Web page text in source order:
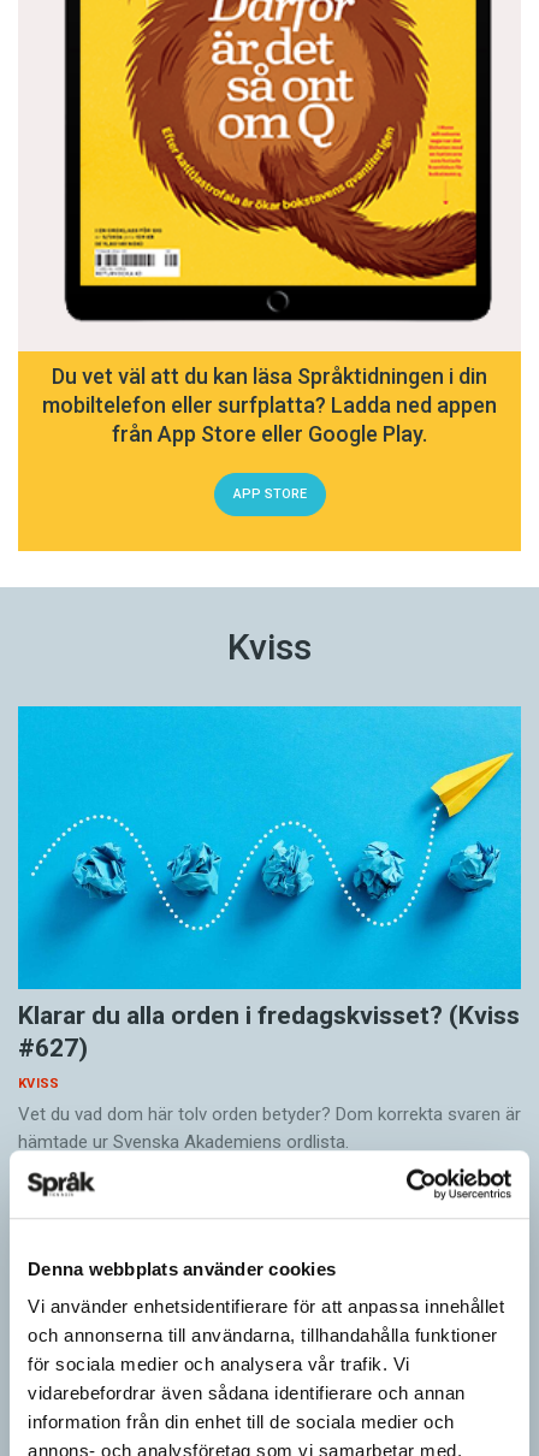
Denna webbplats använder cookies
Vi använder enhetsidentifierare för att anpassa innehållet
och annonserna till användarna, tillhandahålla funktioner
för sociala medier och analysera vår trafik. Vi
vidarebefordrar även sådana identifierare och annan
information från din enhet till de sociala medier och
annons- och analysföretag som vi samarbetar med.
Du vet väl att du kan läsa Språktidningen i din
mobiltelefon eller surfplatta? Ladda ned appen
från App Store eller Google Play.
APP STORE
Kviss
Klarar du alla orden i fredagskvisset? (Kviss
#627)
KVISS
Vet du vad dom här tolv orden betyder? Dom korrekta svaren är
hämtade ur Svenska Akademiens ordlista.